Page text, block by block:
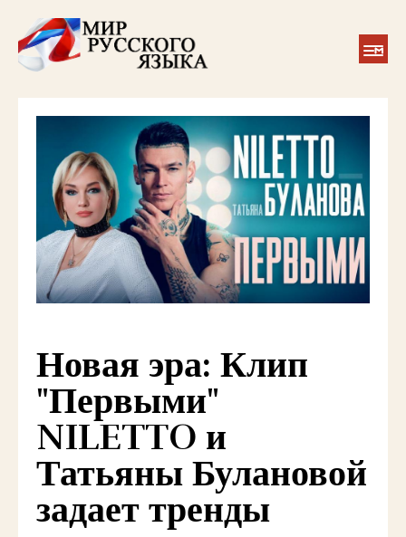
Новая эра: Клип
"Первыми"
NILETTO и
Татьяны Булановой
задает тренды